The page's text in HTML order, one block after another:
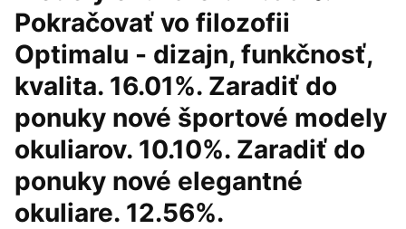
Pokračovať vo filozofii
Optimalu - dizajn, funkčnosť,
kvalita. 16.01%. Zaradiť do
ponuky nové športové modely
okuliarov. 10.10%. Zaradiť do
ponuky nové elegantné
okuliare. 12.56%.